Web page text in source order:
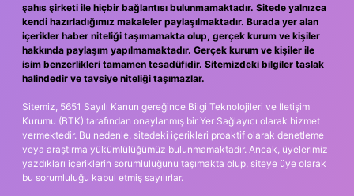
şahıs şirketi ile hiçbir bağlantısı bulunmamaktadır. Sitede yalnızca
kendi hazırladığımız makaleler paylaşılmaktadır. Burada yer alan
içerikler haber niteliği taşımamakta olup, gerçek kurum ve kişiler
hakkında paylaşım yapılmamaktadır. Gerçek kurum ve kişiler ile
isim benzerlikleri tamamen tesadüfidir. Sitemizdeki bilgiler taslak
halindedir ve tavsiye niteliği taşımazlar.
Sitemiz, 5651 Sayılı Kanun gereğince Bilgi Teknolojileri ve İletişim
Kurumu (BTK) tarafından onaylanmış bir Yer Sağlayıcı olarak hizmet
vermektedir. Bu nedenle, sitedeki içerikleri proaktif olarak denetleme
veya araştırma yükümlülüğümüz bulunmamaktadır. Ancak, üyelerimiz
yazdıkları içeriklerin sorumluluğunu taşımakta olup, siteye üye olarak
bu sorumluluğu kabul etmiş sayılırlar.